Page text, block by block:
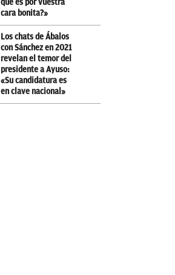
que es por vuestra
cara bonita?»
Los chats de Ábalos
con Sánchez en 2021
revelan el temor del
presidente a Ayuso:
«Su candidatura es
en clave nacional»